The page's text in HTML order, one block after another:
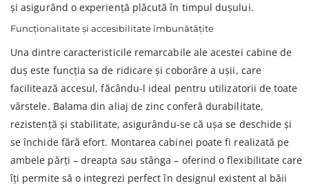
și asigurând o experiență plăcută în timpul dușului.
Funcționalitate și accesibilitate îmbunătățite
Una dintre caracteristicile remarcabile ale acestei cabine de
duș este funcția sa de ridicare și coborâre a ușii, care
facilitează accesul, făcându-l ideal pentru utilizatorii de toate
vârstele. Balama din aliaj de zinc conferă durabilitate,
rezistență și stabilitate, asigurându-se că ușa se deschide și
se închide fără efort. Montarea cabinei poate fi realizată pe
ambele părți – dreapta sau stânga – oferind o flexibilitate care
îți permite să o integrezi perfect în designul existent al băii